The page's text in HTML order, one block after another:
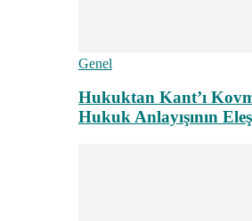
Genel
Hukuktan Kant’ı
Hukuk Anlayışının